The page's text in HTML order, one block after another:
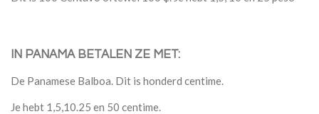
IN PANAMA BETALEN ZE MET:
De Panamese Balboa. Dit is honderd centime.
Je hebt 1,5,10.25 en 50 centime.